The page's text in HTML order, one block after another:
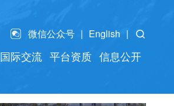
微信公众号 English
国际交流 平台资质 信息公开